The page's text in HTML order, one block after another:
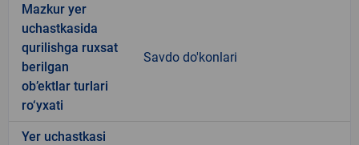
Mazkur yer
uchastkasida
qurilishga ruxsat
berilgan
ob’ektlar turlari
ro‘yxati
Savdo do'konlari
Yer uchastkasi